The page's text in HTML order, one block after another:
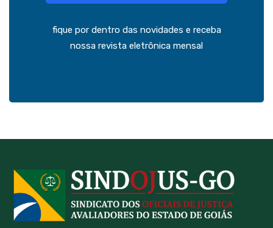
fique por dentro das novidades e receba
nossa revista eletrônica mensal